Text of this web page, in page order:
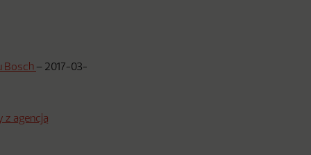
Bosch – 2017-03-
z agencją